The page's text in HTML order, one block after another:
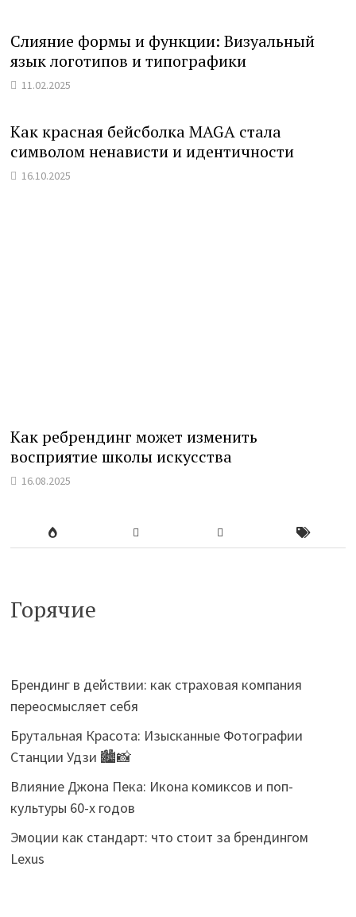
Слияние формы и функции: Визуальный
язык логотипов и типографики
11.02.2025
Как красная бейсболка MAGA стала
символом ненависти и идентичности
16.10.2025
Как ребрендинг может изменить
восприятие школы искусства
16.08.2025
Горячие
Брендинг в действии: как страховая компания
переосмысляет себя
Брутальная Красота: Изысканные Фотографии
Станции Удзи 🏙️📸
Влияние Джона Пека: Икона комиксов и поп-
культуры 60-х годов
Эмоции как стандарт: что стоит за брендингом
Lexus